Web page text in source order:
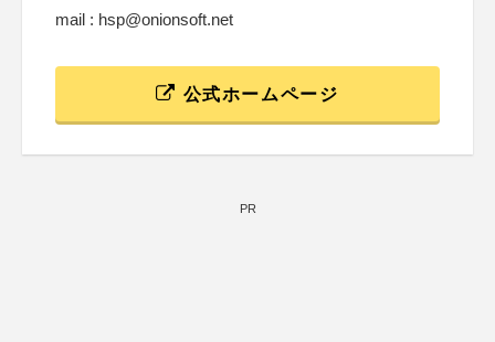
mail : hsp@onionsoft.net
公式ホームページ
PR